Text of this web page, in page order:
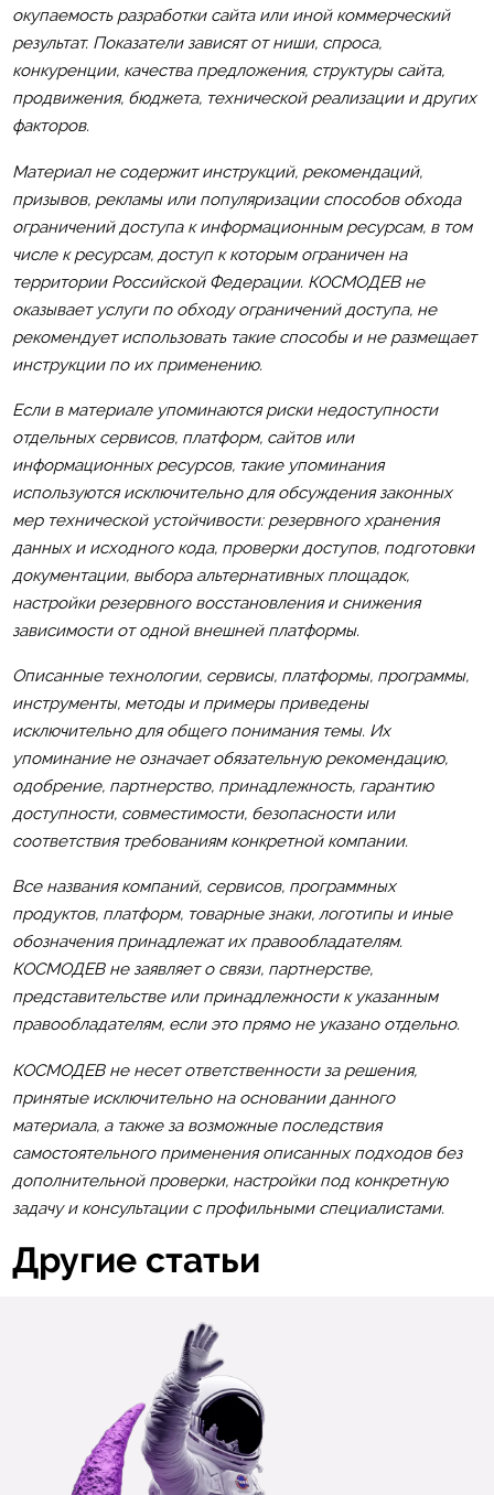
окупаемость разработки сайта или иной коммерческий
результат. Показатели зависят от ниши, спроса,
конкуренции, качества предложения, структуры сайта,
продвижения, бюджета, технической реализации и других
факторов.
Материал не содержит инструкций, рекомендаций,
призывов, рекламы или популяризации способов обхода
ограничений доступа к информационным ресурсам, в том
числе к ресурсам, доступ к которым ограничен на
территории Российской Федерации. КОСМОДЕВ не
оказывает услуги по обходу ограничений доступа, не
рекомендует использовать такие способы и не размещает
инструкции по их применению.
Если в материале упоминаются риски недоступности
отдельных сервисов, платформ, сайтов или
информационных ресурсов, такие упоминания
используются исключительно для обсуждения законных
мер технической устойчивости: резервного хранения
данных и исходного кода, проверки доступов, подготовки
документации, выбора альтернативных площадок,
настройки резервного восстановления и снижения
зависимости от одной внешней платформы.
Описанные технологии, сервисы, платформы, программы,
инструменты, методы и примеры приведены
исключительно для общего понимания темы. Их
упоминание не означает обязательную рекомендацию,
одобрение, партнерство, принадлежность, гарантию
доступности, совместимости, безопасности или
соответствия требованиям конкретной компании.
Все названия компаний, сервисов, программных
продуктов, платформ, товарные знаки, логотипы и иные
обозначения принадлежат их правообладателям.
КОСМОДЕВ не заявляет о связи, партнерстве,
представительстве или принадлежности к указанным
правообладателям, если это прямо не указано отдельно.
КОСМОДЕВ не несет ответственности за решения,
принятые исключительно на основании данного
материала, а также за возможные последствия
самостоятельного применения описанных подходов без
дополнительной проверки, настройки под конкретную
задачу и консультации с профильными специалистами.
Другие статьи